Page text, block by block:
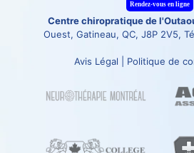
Rendez-vous en ligne
Centre chiropratique de
Ouest, Gatineau, QC, J8P 2V5,
Avis Légal Politique de